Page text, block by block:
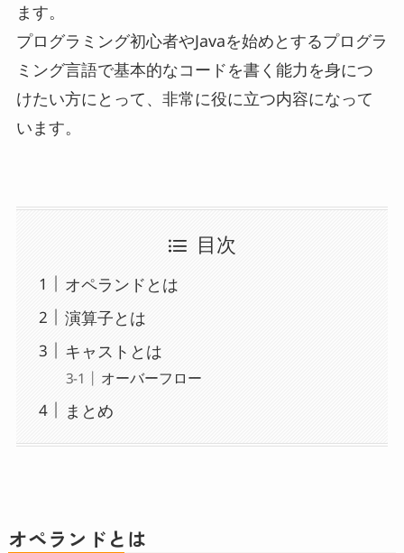
ます。
プログラミング初心者やJavaを始めとするプログラ
ミング言語で基本的なコードを書く能力を身につ
けたい方にとって、非常に役に立つ内容になって
います。
目次
オペランドとは
演算子とは
キャストとは
オーバーフロー
まとめ
オペランドとは